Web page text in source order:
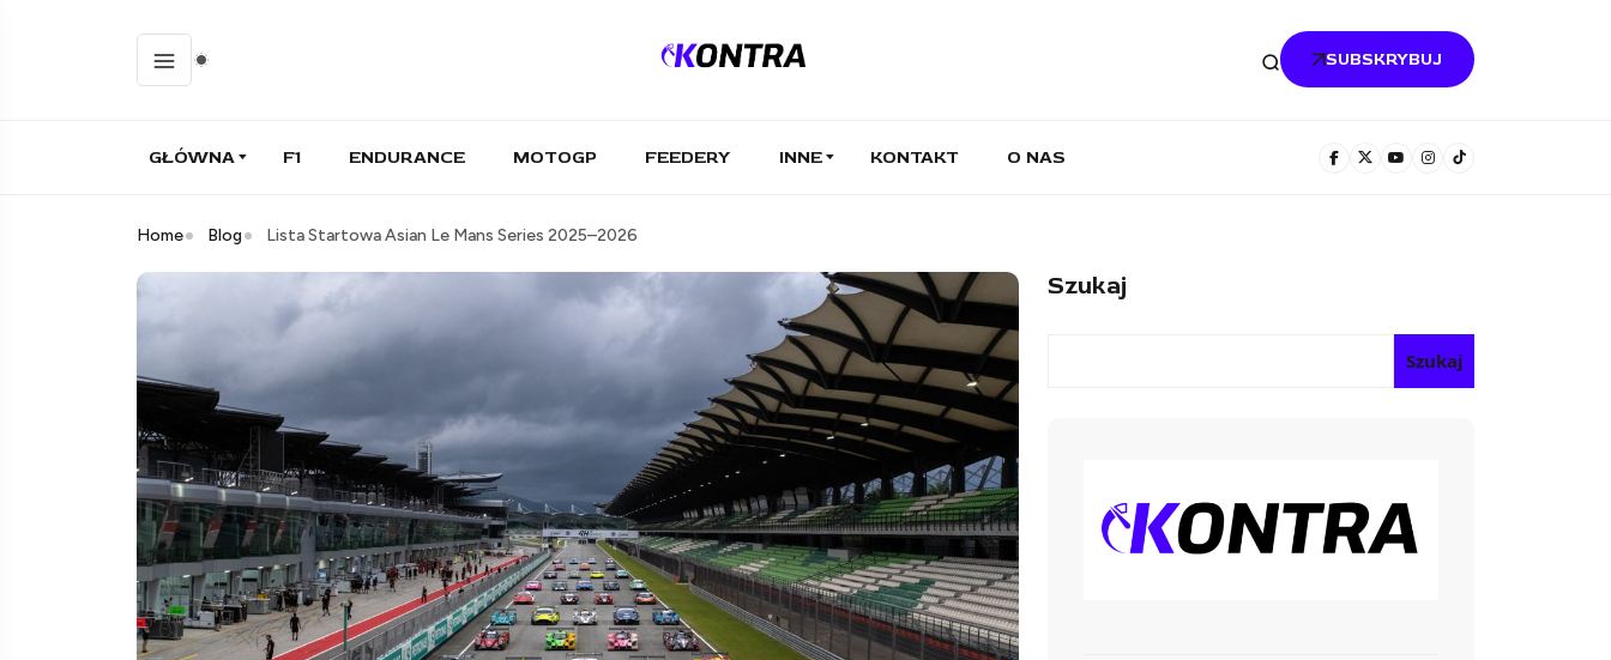
SUBSKRYBUJ
GŁÓWNA F1 ENDURANCE MOTOGP FEEDERY INNE KONTAKT O NAS
Home Blog Lista Startowa Asian Le Mans Series 2025–2026
Szukaj
Szukaj